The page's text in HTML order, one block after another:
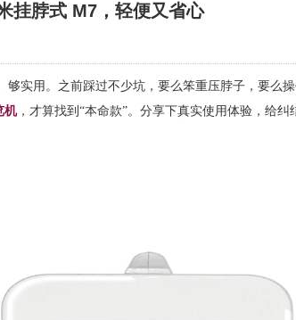
挂脖式 M7，轻便又省心
实用。之前踩过不少坑，要么笨重压脖子，要么操
机，才算找到 “本命款”。分享下真实使用体验，给纠